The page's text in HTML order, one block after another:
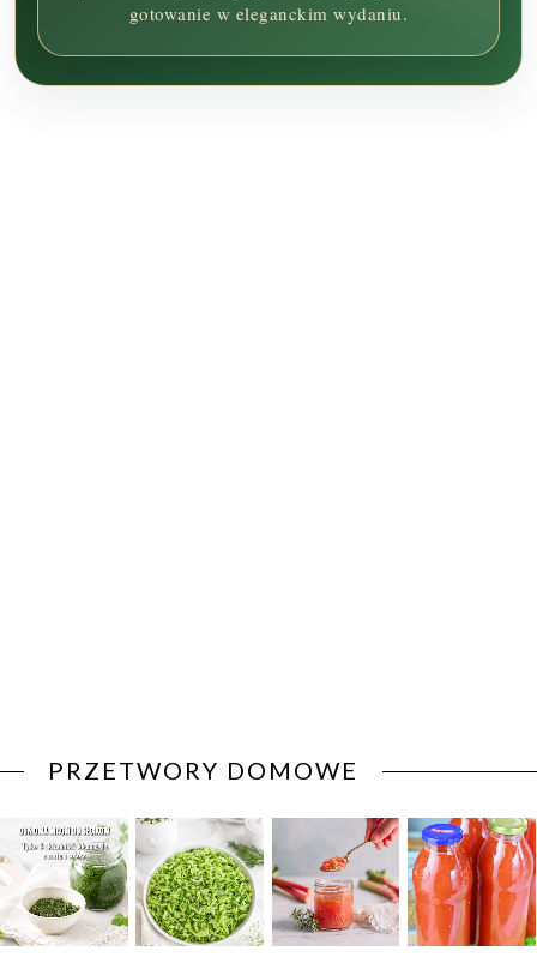
gotowanie w eleganckim wydaniu.
PRZETWORY DOMOWE